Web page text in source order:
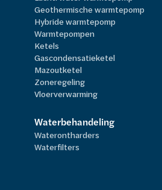
Geothermische warmtepomp
Hybride warmtepomp
Warmtepompen
Ketels
Gascondensatieketel
Mazoutketel
Zoneregeling
Vloerverwarming
Waterbehandeling
Waterontharders
Waterfilters